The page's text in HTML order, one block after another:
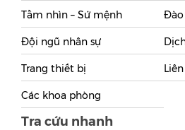
Tầm nhìn – Sứ mệnh
Đội ngũ nhân sự
Trang thiết bị
Các khoa phòng
Tra cứu nhanh